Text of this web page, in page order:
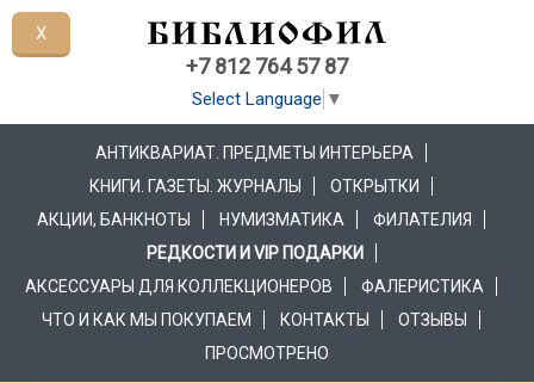
+7 812 764 57 87
Select Language ▼
АНТИКВАРИАТ. ПРЕДМЕТЫ ИНТЕРЬЕРА
КНИГИ. ГАЗЕТЫ. ЖУРНАЛЫ
ОТКРЫТКИ
АКЦИИ, БАНКНОТЫ
НУМИЗМАТИКА
ФИЛАТЕЛИЯ
РЕДКОСТИ И VIP ПОДАРКИ
АКСЕССУАРЫ ДЛЯ КОЛЛЕКЦИОНЕРОВ
ФАЛЕРИСТИКА
ЧТО И КАК МЫ ПОКУПАЕМ
КОНТАКТЫ
ОТЗЫВЫ
ПРОСМОТРЕНО
X